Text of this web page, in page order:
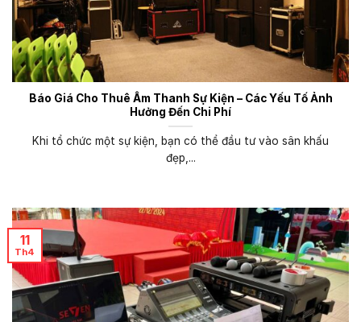
Báo Giá Cho Thuê Âm Thanh Sự Kiện – Các Yếu Tố Ảnh
Hưởng Đến Chi Phí
Khi tổ chức một sự kiện, bạn có thể đầu tư vào sân khấu
đẹp,...
11
Th4